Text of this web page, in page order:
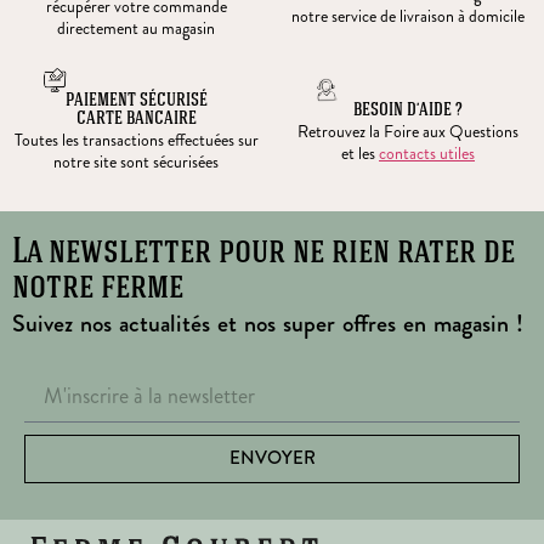
récupérer votre commande
directement au magasin
notre service de livraison à domicile
PAIEMENT SÉCURISÉ
CARTE BANCAIRE
Toutes les transactions effectuées sur
notre site sont sécurisées
BESOIN D’AIDE ?
Retrouvez la Foire aux Questions
et lescontacts utiles
La newsletter pour ne rien rater de
notre ferme
Suivez nos actualités et nos super offres en magasin !
ENVOYER